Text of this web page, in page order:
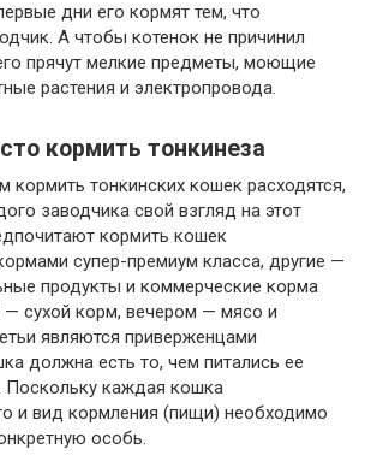
дни его кормят тем, что
А чтобы котенок не причинил
прячут мелкие предметы, моющие
растения и электропровода.
кормить тонкинеза
кормить тонкинских кошек расходятся,
заводчика свой взгляд на этот
кормить кошек
супер-премиум класса, другие —
продукты и коммерческие корма
— сухой корм, вечером — мясо и
являются приверженцами
должна есть то, чем питались ее
Поскольку каждая кошка
и вид кормления (пищи) необходимо
особь.